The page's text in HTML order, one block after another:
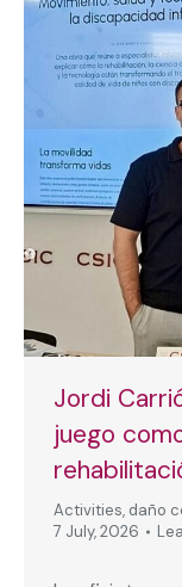
Jordi
juego
Activities, daño
7 July, 2026